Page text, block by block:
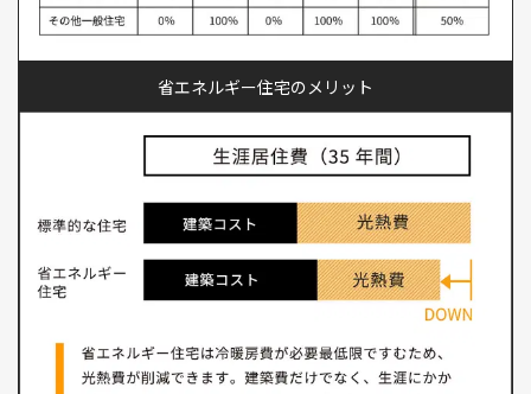
省エネルギー住宅のメリット